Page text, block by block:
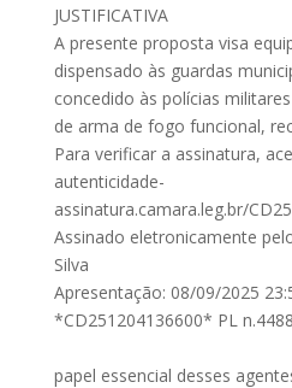
JUSTIFICATIVA
A presente proposta visa
dispensado às guardas
concedido às polícias
de arma de fogo funcional,
Para verificar a assinatura,
autenticidade-
assinatura.camara.leg.br/
Assinado eletronicamente
Silva
Apresentação: 08/09/2025
*CD251204136600* PL
papel essencial desses